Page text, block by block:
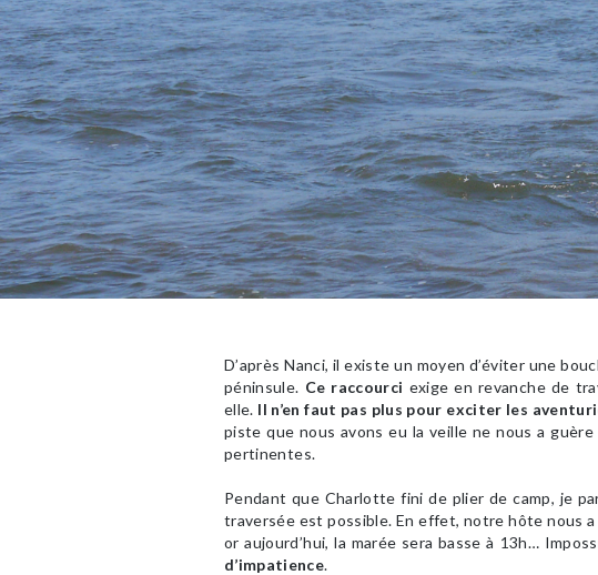
D’après Nanci, il existe un moyen d’éviter une
péninsule. Ce raccourci exige en revanche de
elle. Il n’en faut pas plus pour exciter les
piste que nous avons eu la veille ne nous a
pertinentes.
Pendant que Charlotte fini de plier de camp, je
traversée est possible. En effet, notre hôte nous a
or aujourd’hui, la marée sera basse à 13h…
d’impatience.